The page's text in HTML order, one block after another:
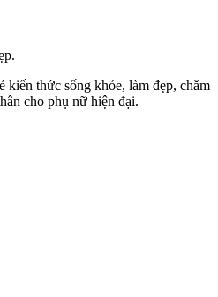
thức sống khỏe, làm đẹp, chăm
cho phụ nữ hiện đại.